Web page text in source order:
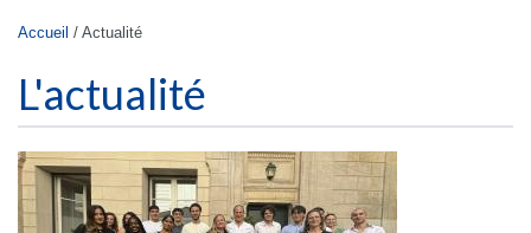
Vous êtes ici
Accueil / Actualité
L'actualité